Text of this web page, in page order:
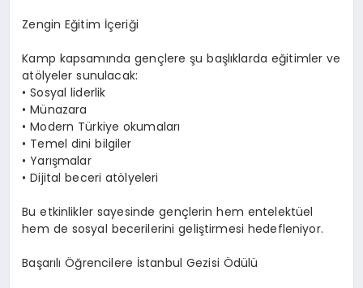
Zengin Eğitim İçeriği
Kamp kapsamında gençlere şu başlıklarda eğitimler ve
atölyeler sunulacak:
• Sosyal liderlik
• Münazara
• Modern Türkiye okumaları
• Temel dini bilgiler
• Yarışmalar
• Dijital beceri atölyeleri
Bu etkinlikler sayesinde gençlerin hem entelektüel
hem de sosyal becerilerini geliştirmesi hedefleniyor.
Başarılı Öğrencilere İstanbul Gezisi Ödülü